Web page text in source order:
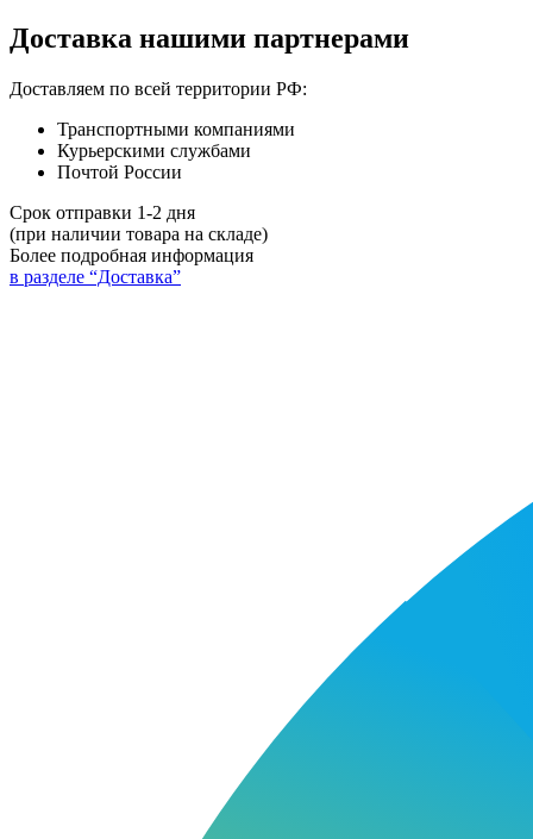
Доставка нашими партнерами
Доставляем по всей территории РФ:
Транспортными компаниями
Курьерскими службами
Почтой России
Срок отправки 1-2 дня
(при наличии товара на складе)
Более подробная информация
в разделе “Доставка”